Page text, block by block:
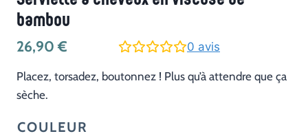
bambou
26,90 € 0 avis
Placez, torsadez, boutonnez ! Plus qu’à attendre que ça
sèche.
COULEUR